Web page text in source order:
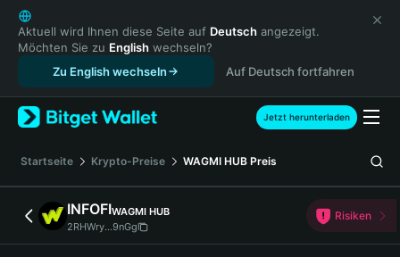
English
日本語
Tiếng Việt
Русский
Español (Latinoamérica)
Türkçe
Français
Deutsch
繁體中文
Português (Portugal)
Aktuell wird Ihnen diese Seite auf Deutsch angezeigt.
Möchten Sie zu English wechseln?
Zu English wechseln
Auf Deutsch fortfahren
Jetzt herunterladen
Startseite Krypto-Preise WAGMI HUB Preis
INFOFIWAGMI HUB
2RHWry...9nGg
Risiken